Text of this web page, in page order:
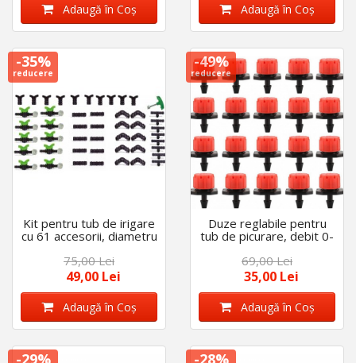
Adaugă în Coş Adaugă în Coş
-35%
reducere
Kit pentru tub de irigare
cu 61 accesorii, diametru
75,00 Lei
49,00 Lei
Adaugă în Coş
-49%
reducere
Duze reglabile pentru
tub de picurare, debit 0-
70 litri/ora, set 100 buc
69,00 Lei
35,00 Lei
Adaugă în Coş
-29% -28%